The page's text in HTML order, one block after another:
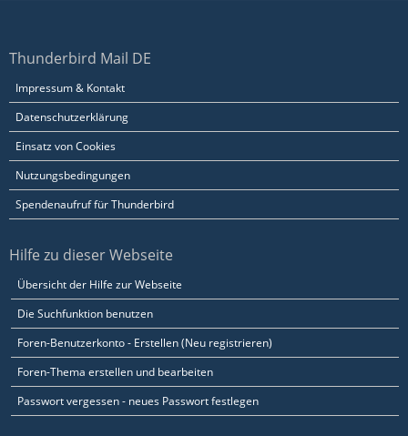
Thunderbird Mail DE
Impressum & Kontakt
Datenschutzerklärung
Einsatz von Cookies
Nutzungsbedingungen
Spendenaufruf für Thunderbird
Hilfe zu dieser Webseite
Übersicht der Hilfe zur Webseite
Die Suchfunktion benutzen
Foren-Benutzerkonto - Erstellen (Neu registrieren)
Foren-Thema erstellen und bearbeiten
Passwort vergessen - neues Passwort festlegen